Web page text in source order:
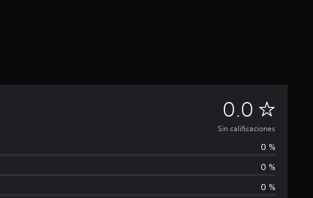
0.0 S
i
n
c
Sin calificaciones
0 %
0 %
0 %